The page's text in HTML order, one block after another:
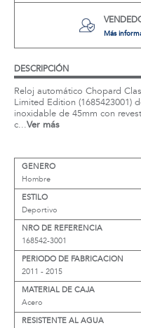
Más
DESCRIPCIÓN
Reloj automático Chopard
Limited Edition (1685423001)
inoxidable de 45mm con
c...Ver más
GENERO
Hombre
ESTILO
Deportivo
NRO DE REFERENCIA
168542-3001
PERIODO DE FABRICACION
2011 - 2015
MATERIAL DE CAJA
Acero
RESISTENTE AL AGUA